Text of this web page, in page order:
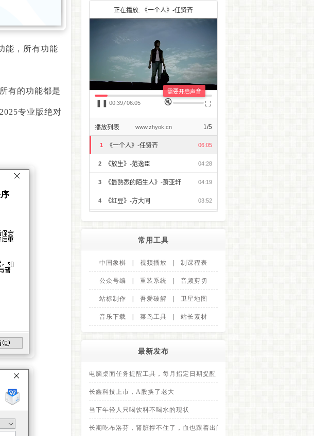
能，所有功能
有的功能都是
专业版绝对
常用工具
中国象棋 视频播放 制课程表
公众号编 重装系统 音频剪切
站标制作 吾爱破解 卫星地图
音乐下载 菜鸟工具 站长素材
最新发布
电脑桌面任务提醒工具，每月指定日期提醒
长鑫科技上市，A股换了老大
当下年轻人只喝饮料不喝水的现状
长期吃布洛芬，肾脏撑不住了，血也跟着出问题